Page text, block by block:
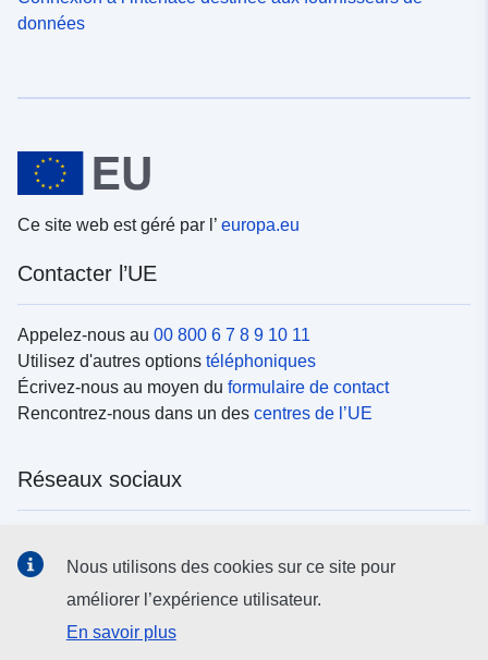
données
Ce site web est géré par l’ europa.eu
Contacter l’UE
Appelez-nous au 00 800 6 7 8 9 10 11
Utilisez d'autres options téléphoniques
Écrivez-nous au moyen du formulaire de contact
Rencontrez-nous dans un des centres de l’UE
Réseaux sociaux
Institutions et organes de l’UE
Nous utilisons des cookies sur ce site pour
améliorer l’expérience utilisateur.
En savoir plus